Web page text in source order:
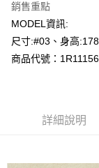
AFTEE先享後付
相關說明
AFTEE先享後付是「
３．安心：先確認商
結帳頁面，進行簡訊
銷售重點
MODEL資訊:
尺寸:#03、身高
商品代號：
詳細說明